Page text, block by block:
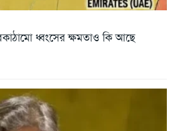
ধ্বংসের ক্ষমতাও কি আছে